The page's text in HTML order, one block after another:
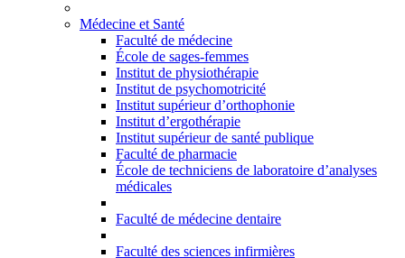
Médecine et Santé
Faculté de médecine
École de sages-femmes
Institut de physiothérapie
Institut de psychomotricité
Institut supérieur d’orthophonie
Institut d’ergothérapie
Institut supérieur de santé publique
Faculté de pharmacie
École de techniciens de laboratoire d’analyses
médicales
Faculté de médecine dentaire
Faculté des sciences infirmières